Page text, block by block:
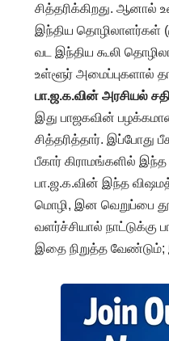
சித்தரிக்கிறது. ஆனால்
இந்திய தொழிலாளர்கள்
வட இந்திய கூலி
உள்ளூர் அமைப்புகளால்
பா.ஜ.க.வின் அரசியல்
இது பாஜகவின் பழக்கமான
சித்தரித்தார். இப்போது
பீகார் கிராமங்களில்
பா.ஜ.க.வின் இந்த
மொழி, இன வெறுப்பை
வளர்ச்சியால்
இதை நிறுத்த